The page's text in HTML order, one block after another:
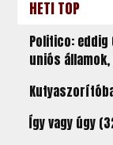
HETI TOP
Politico: eddig
uniós
Így vagy úgy